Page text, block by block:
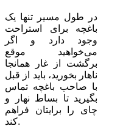
در طول مسیر تنها یک
باغچه برای استراحت
وجود دارد و اگر
می‌خواهید موقع
برگشت از غار همانجا
ناهار بخورید، باید از قبل
با صاحب باغچه تماس
بگیرید تا بساط نهار و
چای را برایتان فراهم
کند.